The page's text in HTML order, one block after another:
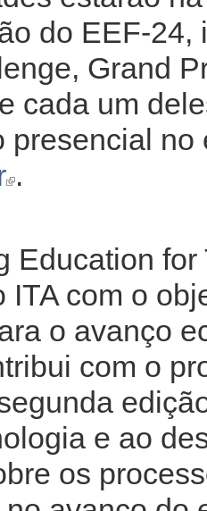
do EEF-
Grand
cada um
presencial
(link is external)
.
Education
ITA com o
o avanço
com o
e ao
os